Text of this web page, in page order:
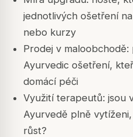
jednotlivých ošetření
nebo kurzy
Prodej v
Ayurvedic ošetření,
domácí péči
Využití terapeutů: jsou
Ayurvedě plně
růst?